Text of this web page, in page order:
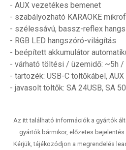
- AUX vezetékes bemenet
- szabályozható KARAOKE
- szélessávú, bassz-reflex
- RGB LED hangszóró-világítás
- beépített akkumulátor
- várható töltési / üzemidő: ~5h /
- tartozék: USB-C töltőkábel, AUX
- javasolt töltők: SA 24USB, SA
Az itt található információk a gyártók
gyártók bármikor, előzetes
Kérjük, tájékozódjon a megrendelés